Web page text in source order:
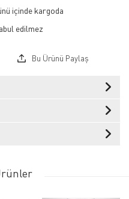
içinde kargoda
Bu Ürünü Paylaş